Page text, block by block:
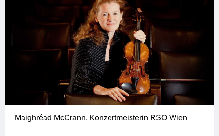
Maighréad McCrann, Konzertmeisterin RSO Wien